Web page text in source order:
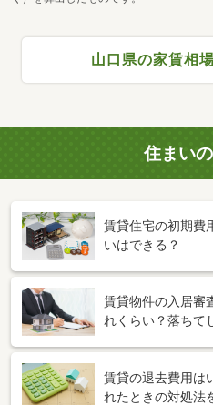
山口県の家賃相
住まい
賃貸住宅の初期費
いはできる？
賃貸物件の入居審
れくらい？落ちて
賃貸の退去費用は
れたときの対処法